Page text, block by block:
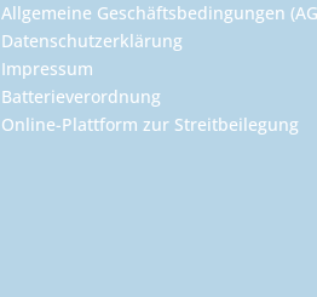
Allgemeine Geschäftsbedingungen
Datenschutzerklärung
Impressum
Batterieverordnung
Online-Plattform zur Streitbeilegung